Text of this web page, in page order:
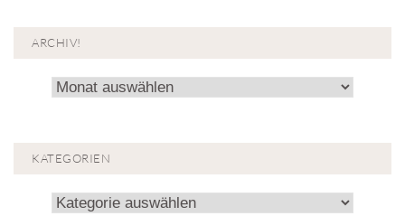
ARCHIV!
Archiv!
KATEGORIEN
Kategorien